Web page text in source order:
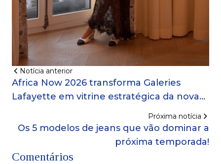
Notícia anterior
Africa Now 2026 transforma Galeries
Lafayette em vitrine estratégica da nova
Próxima notícia
Os 5 modelos de jeans que vão dominar a
próxima temporada!
Comentários